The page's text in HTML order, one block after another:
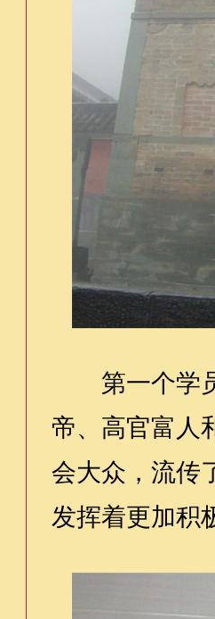
第一个学员
帝、高官富人
会大众，流传
发挥着更加积